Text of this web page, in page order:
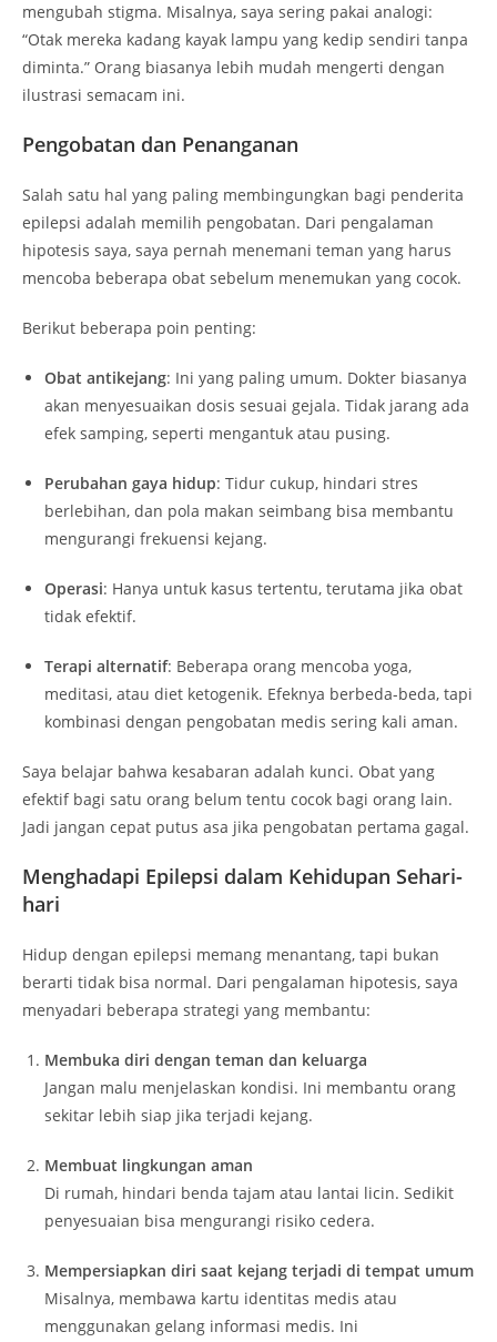
mengubah stigma. Misalnya, saya sering pakai analogi:
“Otak mereka kadang kayak lampu yang kedip sendiri tanpa
diminta.” Orang biasanya lebih mudah mengerti dengan
ilustrasi semacam ini.
Pengobatan dan Penanganan
Salah satu hal yang paling membingungkan bagi penderita
epilepsi adalah memilih pengobatan. Dari pengalaman
hipotesis saya, saya pernah menemani teman yang harus
mencoba beberapa obat sebelum menemukan yang cocok.
Berikut beberapa poin penting:
Obat antikejang: Ini yang paling umum. Dokter biasanya
akan menyesuaikan dosis sesuai gejala. Tidak jarang ada
efek samping, seperti mengantuk atau pusing.
Perubahan gaya hidup: Tidur cukup, hindari stres
berlebihan, dan pola makan seimbang bisa membantu
mengurangi frekuensi kejang.
Operasi: Hanya untuk kasus tertentu, terutama jika obat
tidak efektif.
Terapi alternatif: Beberapa orang mencoba yoga,
meditasi, atau diet ketogenik. Efeknya berbeda-beda, tapi
kombinasi dengan pengobatan medis sering kali aman.
Saya belajar bahwa kesabaran adalah kunci. Obat yang
efektif bagi satu orang belum tentu cocok bagi orang lain.
Jadi jangan cepat putus asa jika pengobatan pertama gagal.
Menghadapi Epilepsi dalam Kehidupan Sehari-
hari
Hidup dengan epilepsi memang menantang, tapi bukan
berarti tidak bisa normal. Dari pengalaman hipotesis, saya
menyadari beberapa strategi yang membantu:
Membuka diri dengan teman dan keluarga
Jangan malu menjelaskan kondisi. Ini membantu orang
sekitar lebih siap jika terjadi kejang.
Membuat lingkungan aman
Di rumah, hindari benda tajam atau lantai licin. Sedikit
penyesuaian bisa mengurangi risiko cedera.
Mempersiapkan diri saat kejang terjadi di tempat umum
Misalnya, membawa kartu identitas medis atau
menggunakan gelang informasi medis. Ini